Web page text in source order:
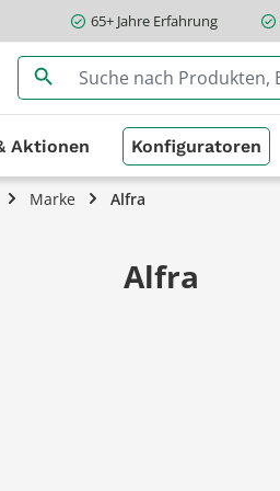
springen65+ Jahre Erfahrung
Aktionen Konfiguratoren
Marke Alfra
Alfra